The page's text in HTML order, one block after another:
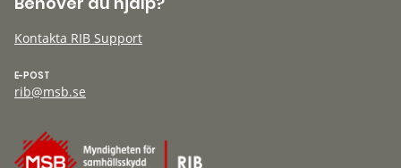
Kontakta RIB Support
E-POST
rib@msb.se